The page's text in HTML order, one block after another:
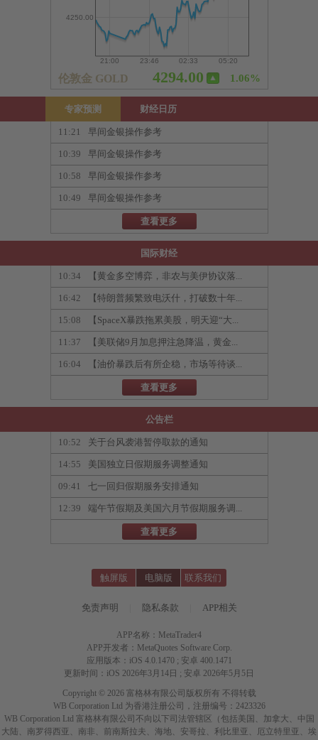
专家预测 财经日历
11:21 早间金银操作参考
10:39 早间金银操作参考
10:58 早间金银操作参考
10:49 早间金银操作参考
查看更多
国际财经
10:34 【黄金多空博弈，非农与美伊协议落...
16:42 【特朗普频繁致电沃什，打破数十年...
15:08 【SpaceX暴跌拖累美股，明天迎“大...
11:37 【美联储9月加息押注急降温，黄金...
16:04 【油价暴跌后有所企稳，市场等待谈...
查看更多
公告栏
10:52 关于台风袭港暂停取款的通知
14:55 美国独立日假期服务调整通知
09:41 七一回归假期服务安排通知
12:39 端午节假期及美国六月节假期服务调...
查看更多
触屏版 电脑版 联系我们
免责声明 隐私条款 APP相关
APP名称：MetaTrader4
APP开发者：MetaQuotes Software Corp.
应用版本：iOS 4.0.1470 ; 安卓 400.1471
更新时间：iOS 2026年3月14日 ; 安卓 2026年5月5日
Copyright © 2026 富格林有限公司版权所有 不得转载
WB Corporation Ltd 为香港注册公司，注册编号：2423326
WB Corporation Ltd 富格林有限公司不向以下司法管辖区（包括美国、加拿大、中国
大陆、南罗得西亚、南非、前南斯拉夫、海地、安哥拉、利比里亚、厄立特里亚、埃